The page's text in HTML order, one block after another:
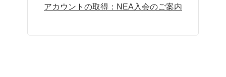
アカウントの取得：NEA入会のご案内